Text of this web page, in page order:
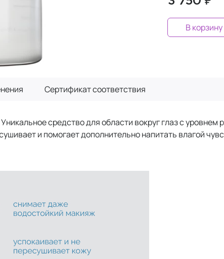
В корзину
Сертификатсоответствия
средство для области вокруг глаз с
и помогает дополнительно напитать влагой